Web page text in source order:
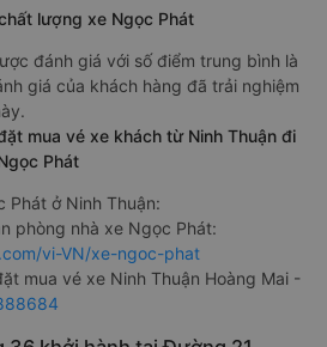
lượng xe Ngọc Phát
đánh giá với số điểm trung bình là
giá của khách hàng đã trải nghiệm
mua vé xe khách từ Ninh Thuận đi
Phát
Phát ở Ninh Thuận:
phòng nhà xe Ngọc Phát:
vi-VN/xe-ngoc-phat
mua vé xe Ninh Thuận Hoàng Mai -